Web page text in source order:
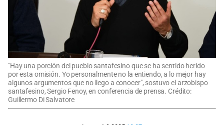
"Hay una porción del pueblo santafesino que se ha sentido herido
por esta omisión. Yo personalmente no la entiendo, a lo mejor hay
algunos argumentos que no llego a conocer", sostuvo el arzobispo
santafesino, Sergio Fenoy, en conferencia de prensa. Crédito:
Guillermo Di Salvatore